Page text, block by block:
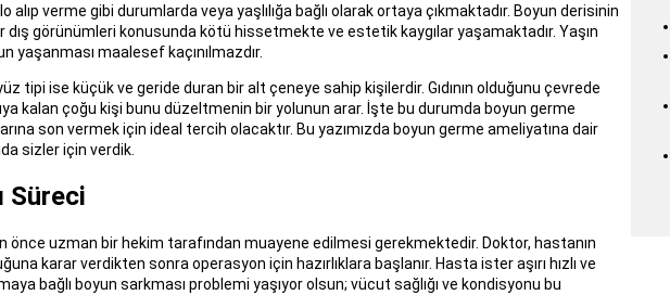
alıp verme gibi durumlarda veya yaşlılığa bağlı olarak ortaya çıkmaktadır. Boyun derisinin
görünümleri konusunda kötü hissetmekte ve estetik kaygılar yaşamaktadır. Yaşın
yaşanması maalesef kaçınılmazdır.
tipi ise küçük ve geride duran bir alt çeneye sahip kişilerdir. Gıdının olduğunu çevrede
kalan çoğu kişi bunu düzeltmenin bir yolunun arar. İşte bu durumda boyun germe
son vermek için ideal tercih olacaktır. Bu yazımızda boyun germe ameliyatına dair
sizler için verdik.
Süreci
önce uzman bir hekim tarafından muayene edilmesi gerekmektedir. Doktor, hastanın
karar verdikten sonra operasyon için hazırlıklara başlanır. Hasta ister aşırı hızlı ve
bağlı boyun sarkması problemi yaşıyor olsun; vücut sağlığı ve kondisyonu bu